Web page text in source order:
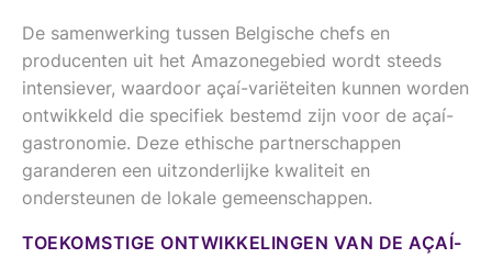
De samenwerking tussen Belgische chefs en
producenten uit het Amazonegebied wordt steeds
intensiever, waardoor açaí-variëteiten kunnen worden
ontwikkeld die specifiek bestemd zijn voor de açaí-
gastronomie. Deze ethische partnerschappen
garanderen een uitzonderlijke kwaliteit en
ondersteunen de lokale gemeenschappen.
TOEKOMSTIGE ONTWIKKELINGEN VAN DE AÇAÍ-